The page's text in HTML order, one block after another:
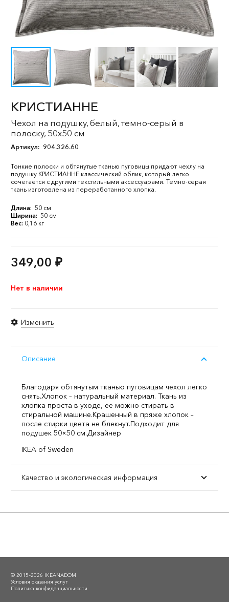
КРИСТИАННЕ
Чехол на подушку, белый, темно-серый в
полоску, 50x50 см
Артикул: 904.326.60
Тонкие полоски и обтянутые тканью пуговицы придают чехлу на
подушку КРИСТИАННЕ классический облик, который легко
сочетается с другими текстильными аксессуарами. Темно-серая
ткань изготовлена из переработанного хлопка.
Длина: 50 см
Ширина: 50 см
Вес: 0,16 кг
349,00 ₽
Нет в наличии
Изменить
Описание
Благодаря обтянутым тканью пуговицам чехол легко
снять.Хлопок – натуральный материал. Ткань из
хлопка проста в уходе, ее можно стирать в
стиральной машине.Крашенный в пряже хлопок –
после стирки цвета не блекнут.Подходит для
подушек 50×50 см.Дизайнер
IKEA of Sweden
Качество и экологическая информация
© 2015–2026 IKEANADOM
Условия оказания услуг
Политика конфиденциальности